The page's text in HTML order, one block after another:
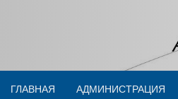
ГЛАВНАЯ АДМИНИСТРАЦИЯ